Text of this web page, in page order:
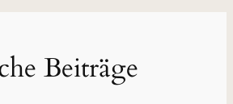
Beiträge